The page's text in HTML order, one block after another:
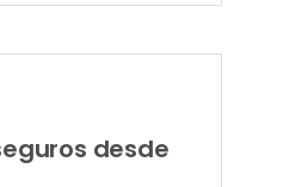
desde